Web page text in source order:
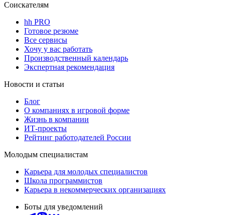
Соискателям
hh PRO
Готовое резюме
Все сервисы
Хочу у вас работать
Производственный календарь
Экспертная рекомендация
Новости и статьи
Блог
О компаниях в игровой форме
Жизнь в компании
ИТ-проекты
Рейтинг работодателей России
Молодым специалистам
Карьера для молодых специалистов
Школа программистов
Карьера в некоммерческих организациях
Боты для уведомлений